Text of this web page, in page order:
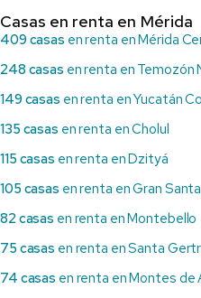
Casas en renta en Mérida
409 casas en renta en Mérida
248 casas en renta en Temozón
149 casas en renta en Yucatán
135 casas en renta en Cholul
115 casas en renta en Dzityá
105 casas en renta en Gran
82 casas en renta en Montebello
75 casas en renta en Santa
74 casas en renta en Montes de